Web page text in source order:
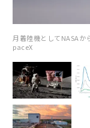
月着陸機としてNASAか
paceX